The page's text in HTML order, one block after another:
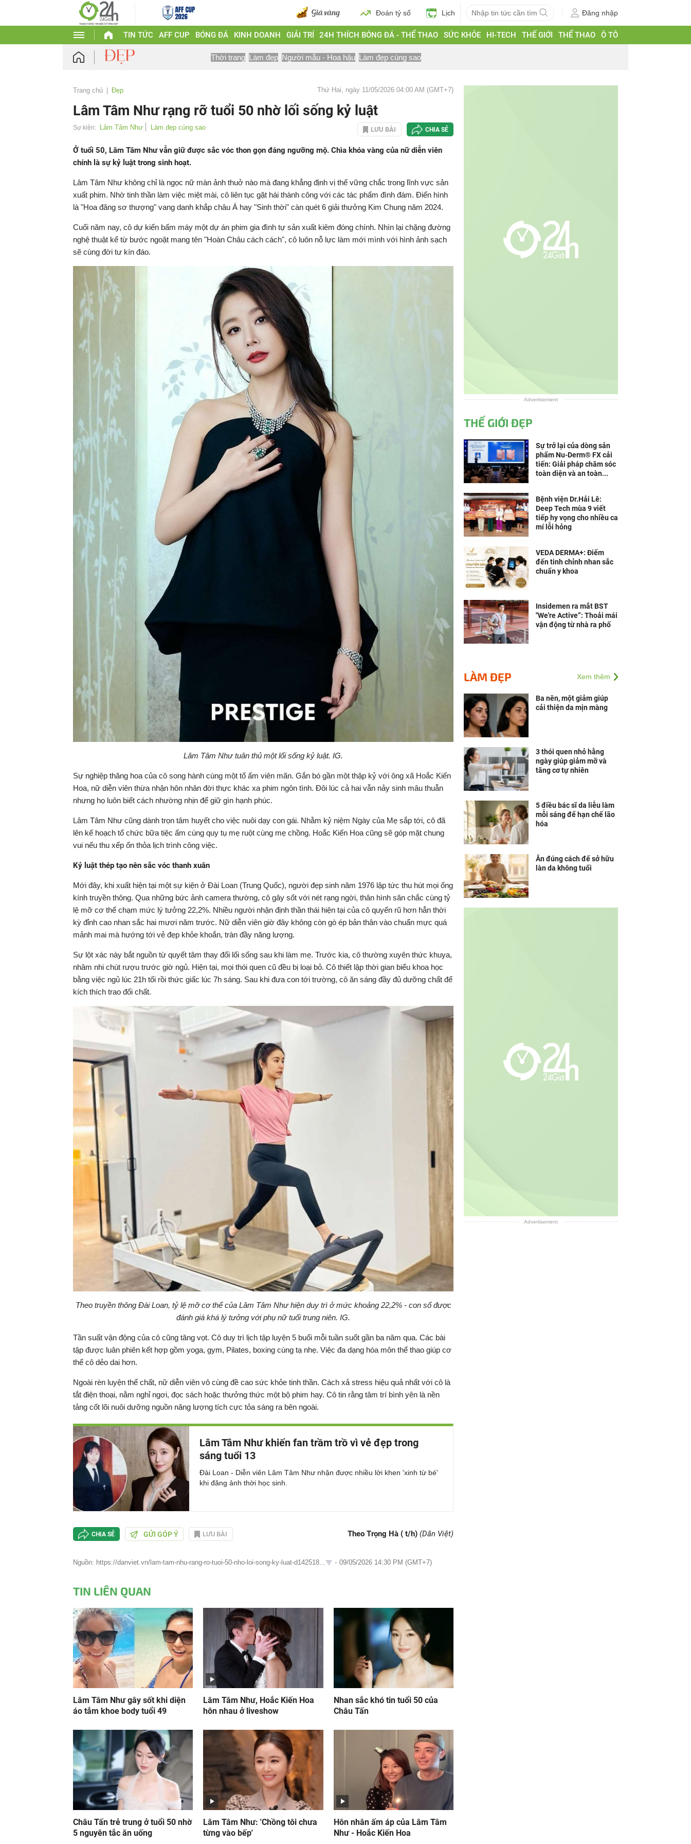
Đoán tỷ số Lịch Đăng nhập
TIN TỨC AFF CUP BÓNG ĐÁ KINH DOANH GIẢI TRÍ 24H THÍCH BÓNG ĐÁ - THỂ THAO SỨC KHỎE HI-TECH THẾ GIỚI THỂ THAO Ô TÔ
Thời trang Làm đẹp Người mẫu - Hoa hậu Làm đẹp cùng sao
Trang chủ Đẹp Thứ Hai, ngày 11/05/2026 04:00 AM (GMT+7)
Lâm Tâm Như rạng rỡ tuổi 50 nhờ lối sống kỷ luật
Sự kiện: Lâm Tâm Như Làm đẹp cùng sao LƯU BÀI CHIA SẺ
Ở tuổi 50, Lâm Tâm Như vẫn giữ được sắc vóc thon gọn đáng ngưỡng mộ. Chìa khóa vàng của nữ diễn viên
chính là sự kỷ luật trong sinh hoạt.
Lâm Tâm Như không chỉ là ngọc nữ màn ảnh thuở nào mà đang khẳng định vị thế vững chắc trong lĩnh vực sản
xuất phim. Nhờ tinh thần làm việc miệt mài, cô liên tục gặt hái thành công với các tác phẩm đình đám. Điển hình
là "Hoa đăng sơ thượng" vang danh khắp châu Á hay "Sinh thời" càn quét 6 giải thưởng Kim Chung năm 2024.
Cuối năm nay, cô dự kiến bấm máy một dự án phim gia đình tự sản xuất kiêm đóng chính. Nhìn lại chặng đường
nghệ thuật kể từ bước ngoặt mang tên "Hoàn Châu cách cách", cô luôn nỗ lực làm mới mình với hình ảnh sạch
sẽ cùng đời tư kín đáo.
Lâm Tâm Như tuân thủ một lối sống kỷ luật. IG.
Sự nghiệp thăng hoa của cô song hành cùng một tổ ấm viên mãn. Gắn bó gần một thập kỷ với ông xã Hoắc Kiến
Hoa, nữ diễn viên thừa nhận hôn nhân đời thực khác xa phim ngôn tình. Đôi lúc cả hai vẫn nảy sinh mâu thuẫn
nhưng họ luôn biết cách nhường nhịn để giữ gìn hạnh phúc.
Lâm Tâm Như cũng dành trọn tâm huyết cho việc nuôi dạy con gái. Nhằm kỷ niệm Ngày của Mẹ sắp tới, cô đã
lên kế hoạch tổ chức bữa tiệc ấm cúng quy tụ mẹ ruột cùng mẹ chồng. Hoắc Kiến Hoa cũng sẽ góp mặt chung
vui nếu thu xếp ổn thỏa lịch trình công việc.
Kỷ luật thép tạo nên sắc vóc thanh xuân
Mới đây, khi xuất hiện tại một sự kiện ở Đài Loan (Trung Quốc), người đẹp sinh năm 1976 lập tức thu hút mọi ống
kính truyền thông. Qua những bức ảnh camera thường, cô gây sốt với nét rạng ngời, thân hình săn chắc cùng tỷ
lệ mỡ cơ thể chạm mức lý tưởng 22,2%. Nhiều người nhận định thần thái hiện tại của cô quyến rũ hơn hẳn thời
kỳ đỉnh cao nhan sắc hai mươi năm trước. Nữ diễn viên giờ đây không còn gò ép bản thân vào chuẩn mực quá
mảnh mai mà hướng tới vẻ đẹp khỏe khoắn, tràn đầy năng lượng.
Sự lột xác này bắt nguồn từ quyết tâm thay đổi lối sống sau khi làm mẹ. Trước kia, cô thường xuyên thức khuya,
nhâm nhi chút rượu trước giờ ngủ. Hiện tại, mọi thói quen cũ đều bị loại bỏ. Cô thiết lập thời gian biểu khoa học
bằng việc ngủ lúc 21h tối rồi thức giấc lúc 7h sáng. Sau khi đưa con tới trường, cô ăn sáng đầy đủ dưỡng chất để
kích thích trao đổi chất.
Theo truyền thông Đài Loan, tỷ lệ mỡ cơ thể của Lâm Tâm Như hiện duy trì ở mức khoảng 22,2% - con số được
đánh giá khá lý tưởng với phụ nữ tuổi trung niên. IG.
Tần suất vận động của cô cũng tăng vọt. Cô duy trì lịch tập luyện 5 buổi mỗi tuần suốt gần ba năm qua. Các bài
tập được luân phiên kết hợp gồm yoga, gym, Pilates, boxing cùng tạ nhẹ. Việc đa dạng hóa môn thể thao giúp cơ
thể cô dẻo dai hơn.
Ngoài rèn luyện thể chất, nữ diễn viên vô cùng đề cao sức khỏe tinh thần. Cách xả stress hiệu quả nhất với cô là
tắt điện thoại, nằm nghỉ ngơi, đọc sách hoặc thưởng thức một bộ phim hay. Cô tin rằng tâm trí bình yên là nền
tảng cốt lõi nuôi dưỡng nguồn năng lượng tích cực tỏa sáng ra bên ngoài.
Lâm Tâm Như khiến fan trầm trồ vì vẻ đẹp trong
sáng tuổi 13
Đài Loan - Diễn viên Lâm Tâm Như nhận được nhiều lời khen 'xinh từ bé'
khi đăng ảnh thời học sinh.
CHIA SẺ GỬI GÓP Ý LƯU BÀI Theo Trọng Hà ( t/h) (Dân Việt)
Nguồn: https://danviet.vn/lam-tam-nhu-rang-ro-tuoi-50-nho-loi-song-ky-luat-d142518... - 09/05/2026 14:30 PM (GMT+7)
TIN LIÊN QUAN
Lâm Tâm Như gây sốt khi diện
áo tắm khoe body tuổi 49
Lâm Tâm Như, Hoắc Kiến Hoa
hôn nhau ở liveshow
Nhan sắc khó tin tuổi 50 của
Châu Tấn
Châu Tấn trẻ trung ở tuổi 50 nhờ
5 nguyên tắc ăn uống
Lâm Tâm Như: 'Chồng tôi chưa
từng vào bếp'
Hôn nhân ấm áp của Lâm Tâm
Như - Hoắc Kiến Hoa
Advertisement
THẾ GIỚI ĐẸP
Sự trở lại của dòng sản
phẩm Nu-Derm® FX cải
tiến: Giải pháp chăm sóc
toàn diện và an toàn...
Bệnh viện Dr.Hải Lê:
Deep Tech mùa 9 viết
tiếp hy vọng cho nhiều ca
mí lỗi hỏng
VEDA DERMA+: Điểm
đến tinh chỉnh nhan sắc
chuẩn y khoa
Insidemen ra mắt BST
"We're Active”: Thoải mái
vận động từ nhà ra phố
LÀM ĐẸP Xem thêm
Ba nên, một giảm giúp
cải thiện da mịn màng
3 thói quen nhỏ hằng
ngày giúp giảm mỡ và
tăng cơ tự nhiên
5 điều bác sĩ da liễu làm
mỗi sáng để hạn chế lão
hóa
Ăn đúng cách để sở hữu
làn da không tuổi
Advertisement